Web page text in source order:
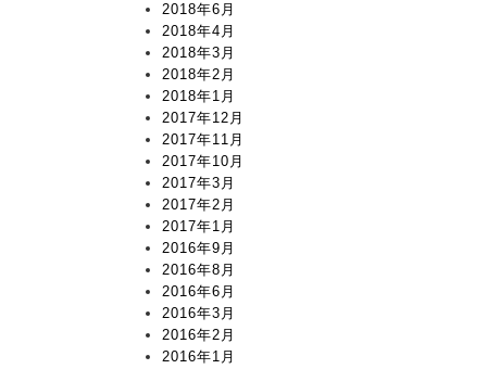
2018年6月
2018年4月
2018年3月
2018年2月
2018年1月
2017年12月
2017年11月
2017年10月
2017年3月
2017年2月
2017年1月
2016年9月
2016年8月
2016年6月
2016年3月
2016年2月
2016年1月